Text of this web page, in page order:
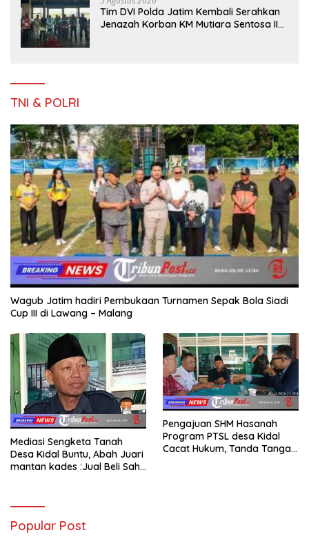
Tim DVI Polda Jatim Kembali Serahkan
Jenazah Korban KM Mutiara Sentosa II
TNI & POLRI
Wagub Jatim hadiri Pembukaan Turnamen Sepak Bola Siadi
Cup III di Lawang – Malang
Mediasi Sengketa Tanah
Desa Kidal Buntu, Abah Juari
mantan kades :Jual Beli Sah,
Membatalkan Hak Warga.
Pengajuan SHM Hasanah
Program PTSL desa Kidal
Cacat Hukum, Tanda Tangan
Popular Post